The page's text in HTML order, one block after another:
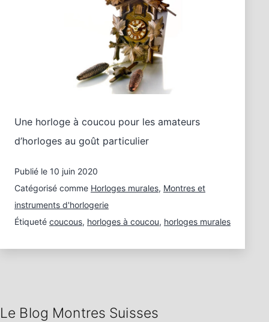
Une horloge à coucou pour les amateurs
d’horloges au goût particulier
Publié le 10 juin 2020
Catégorisé comme Horloges murales, Montres et
instruments d'horlogerie
Étiqueté coucous, horloges à coucou, horloges murales
Le Blog Montres Suisses